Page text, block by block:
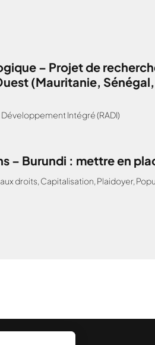
– Projet de
(Mauritanie,
Intégré (RADI)
– Burundi : mettre en
droits, Capitalisation, Plaidoyer,